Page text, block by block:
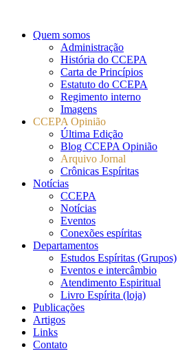
Quem somos
Administração
História do CCEPA
Carta de Princípios
Estatuto do CCEPA
Regimento interno
Imagens
CCEPA Opinião
Última Edição
Blog CCEPA Opinião
Arquivo Jornal
Crônicas Espíritas
Notícias
CCEPA
Notícias
Eventos
Conexões espíritas
Departamentos
Estudos Espíritas (Grupos)
Eventos e intercâmbio
Atendimento Espiritual
Livro Espírita (loja)
Publicações
Artigos
Links
Contato